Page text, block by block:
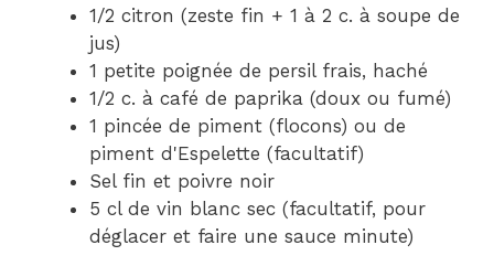
1/2 citron (zeste fin + 1 à 2 c. à soupe de
jus)
1 petite poignée de persil frais, haché
1/2 c. à café de paprika (doux ou fumé)
1 pincée de piment (flocons) ou de
piment d'Espelette (facultatif)
Sel fin et poivre noir
5 cl de vin blanc sec (facultatif, pour
déglacer et faire une sauce minute)